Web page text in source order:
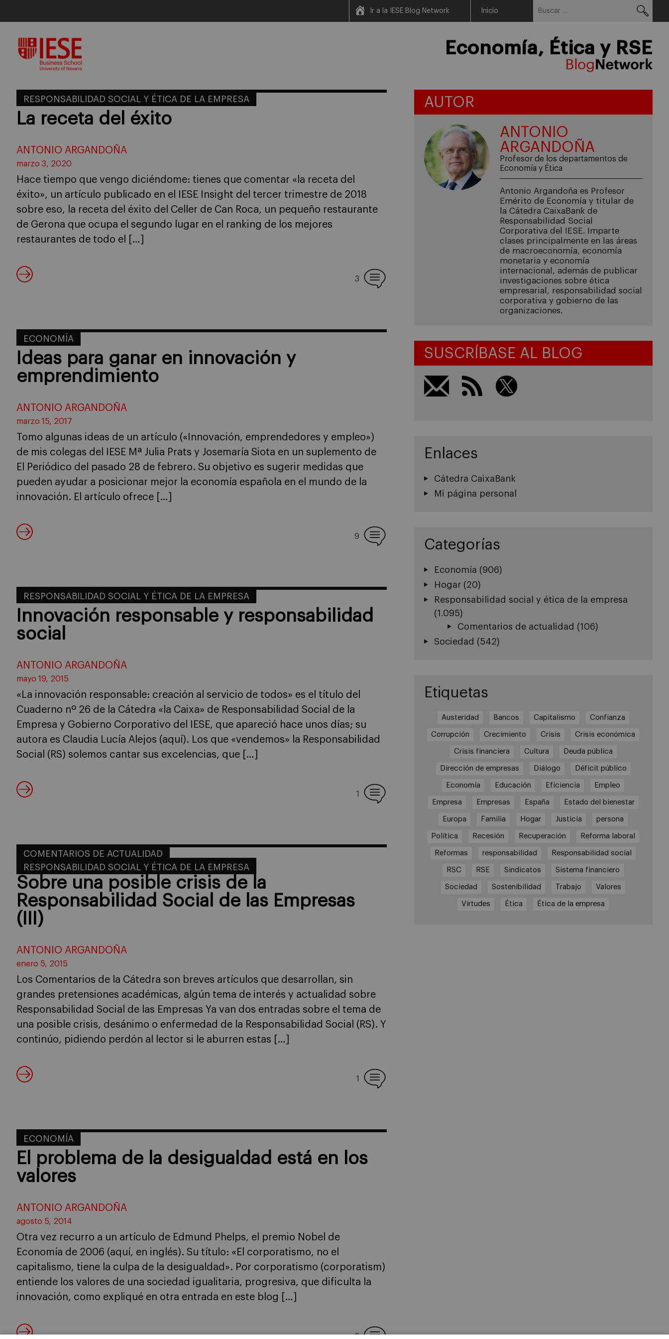
content
Ir a la IESE Blog Network Inicio
Economía, Ética y RSE
RESPONSABILIDAD SOCIAL Y ÉTICA DE LA EMPRESA
La receta del éxito
ANTONIO ARGANDOÑA
marzo 3, 2020
Hace tiempo que vengo diciéndome: tienes que comentar «la receta del
éxito», un artículo publicado en el IESE Insight del tercer trimestre de 2018
sobre eso, la receta del éxito del Celler de Can Roca, un pequeño restaurante
de Gerona que ocupa el segundo lugar en el ranking de los mejores
restaurantes de todo el […]
3
ECONOMÍA
Ideas para ganar en innovación y
emprendimiento
ANTONIO ARGANDOÑA
marzo 15, 2017
Tomo algunas ideas de un artículo («Innovación, emprendedores y empleo»)
de mis colegas del IESE Mª Julia Prats y Josemaría Siota en un suplemento de
El Periódico del pasado 28 de febrero. Su objetivo es sugerir medidas que
pueden ayudar a posicionar mejor la economía española en el mundo de la
innovación. El artículo ofrece […]
9
RESPONSABILIDAD SOCIAL Y ÉTICA DE LA EMPRESA
Innovación responsable y responsabilidad
social
ANTONIO ARGANDOÑA
mayo 19, 2015
«La innovación responsable: creación al servicio de todos» es el título del
Cuaderno nº 26 de la Cátedra «la Caixa» de Responsabilidad Social de la
Empresa y Gobierno Corporativo del IESE, que apareció hace unos días; su
autora es Claudia Lucía Alejos (aquí). Los que «vendemos» la Responsabilidad
Social (RS) solemos cantar sus excelencias, que […]
1
COMENTARIOS DE ACTUALIDAD
RESPONSABILIDAD SOCIAL Y ÉTICA DE LA EMPRESA
Sobre una posible crisis de la
Responsabilidad Social de las Empresas
(III)
ANTONIO ARGANDOÑA
enero 5, 2015
Los Comentarios de la Cátedra son breves artículos que desarrollan, sin
grandes pretensiones académicas, algún tema de interés y actualidad sobre
Responsabilidad Social de las Empresas Ya van dos entradas sobre el tema de
una posible crisis, desánimo o enfermedad de la Responsabilidad Social (RS). Y
continúo, pidiendo perdón al lector si le aburren estas […]
1
ECONOMÍA
El problema de la desigualdad está en los
valores
ANTONIO ARGANDOÑA
agosto 5, 2014
Otra vez recurro a un artículo de Edmund Phelps, el premio Nobel de
Economía de 2006 (aquí, en inglés). Su título: «El corporatismo, no el
capitalismo, tiene la culpa de la desigualdad». Por corporatismo (corporatism)
entiende los valores de una sociedad igualitaria, progresiva, que dificulta la
innovación, como expliqué en otra entrada en este blog […]
2
AUTOR
ANTONIO
ARGANDOÑA
Profesor de los departamentos de
Economía y Ética
Antonio Argandoña es Profesor
Emérito de Economía y titular de
la Cátedra CaixaBank de
Responsabilidad Social
Corporativa del IESE. Imparte
clases principalmente en las áreas
de macroeconomía, economía
monetaria y economía
internacional, además de publicar
investigaciones sobre ética
empresarial, responsabilidad social
corporativa y gobierno de las
organizaciones.
SUSCRÍBASE AL BLOG
Enlaces
Cátedra CaixaBank
Mi página personal
Categorías
Economía (906)
Hogar(20)
Responsabilidad social y ética de la empresa
(1.095)
Comentarios de actualidad (106)
Sociedad (542)
Etiquetas
Austeridad Bancos Capitalismo Confianza
Corrupción Crecimiento Crisis Crisis económica
Crisis financiera Cultura Deuda pública
Dirección de empresas Diálogo Déficit público
Economía Educación Eficiencia Empleo
Empresa Empresas España Estado del bienestar
Europa Familia Hogar Justicia persona
Política Recesión Recuperación Reforma laboral
Reformas responsabilidad Responsabilidad social
RSC RSE Sindicatos Sistema financiero
Sociedad Sostenibilidad Trabajo Valores
Virtudes Ética Ética de la empresa